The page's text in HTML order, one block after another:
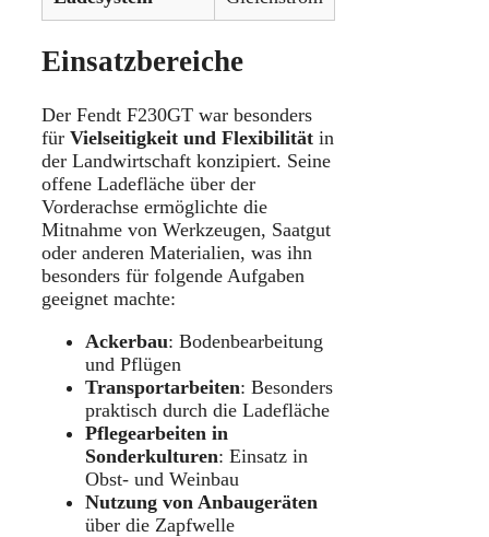
Einsatzbereiche
Der Fendt F230GT war besonders
für Vielseitigkeit und Flexibilität in
der Landwirtschaft konzipiert. Seine
offene Ladefläche über der
Vorderachse ermöglichte die
Mitnahme von Werkzeugen, Saatgut
oder anderen Materialien, was ihn
besonders für folgende Aufgaben
geeignet machte:
Ackerbau: Bodenbearbeitung
und Pflügen
Transportarbeiten: Besonders
praktisch durch die Ladefläche
Pflegearbeiten in
Sonderkulturen: Einsatz in
Obst- und Weinbau
Nutzung von Anbaugeräten
über die Zapfwelle